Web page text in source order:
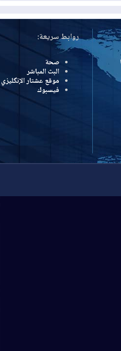
روابط سريعة:
صحة
البث المباشر
موقع عشتار الإنگليزي
فيسبوك